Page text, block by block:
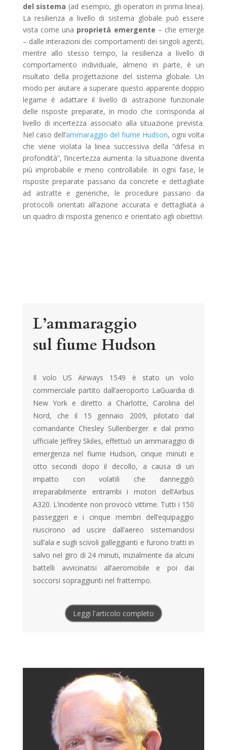
del sistema (ad esempio, gli operatori in prima linea).
La resilienza a livello di sistema globale può essere
vista come una proprietà emergente – che emerge
– dalle interazioni dei comportamenti dei singoli agenti,
mentre allo stesso tempo, la resilienza a livello di
comportamento individuale, almeno in parte, è un
risultato della progettazione del sistema globale. Un
modo per aiutare a superare questo apparente doppio
legame è adattare il livello di astrazione funzionale
delle risposte preparate, in modo che corrisponda al
livello di incertezza associato alla situazione prevista.
Nel caso dell’ammaraggio del fiume Hudson, ogni volta
che viene violata la linea successiva della “difesa in
profondità”, l’incertezza aumenta: la situazione diventa
più improbabile e meno controllabile. In ogni fase, le
risposte preparate passano da concrete e dettagliate
ad astratte e generiche, le procedure passano da
protocolli orientati all’azione accurata e dettagliata a
un quadro di risposta generico e orientato agli obiettivi.
L’ammaraggio
sul fiume Hudson
Il volo US Airways 1549 è stato un volo
commerciale partito dall’aeroporto LaGuardia di
New York e diretto a Charlotte, Carolina del
Nord, che il 15 gennaio 2009, pilotato dal
comandante Chesley Sullenberger e dal primo
ufficiale Jeffrey Skiles, effettuò un ammaraggio di
emergenza nel fiume Hudson, cinque minuti e
otto secondi dopo il decollo, a causa di un
impatto con volatili che danneggiò
irreparabilmente entrambi i motori dell’Airbus
A320. L’incidente non provocò vittime. Tutti i 150
passeggeri e i cinque membri dell’equipaggio
riuscirono ad uscire dall’aereo sistemandosi
sull’ala e sugli scivoli galleggianti e furono tratti in
salvo nel giro di 24 minuti, inizialmente da alcuni
battelli avvicinatisi all’aeromobile e poi dai
soccorsi sopraggiunti nel frattempo.
Leggi l'articolo completo